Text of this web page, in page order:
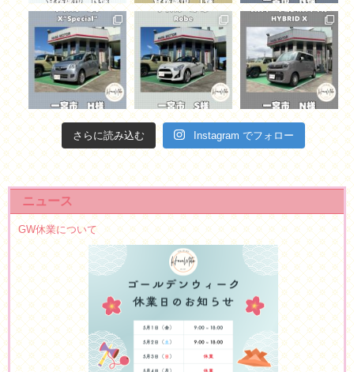
さらに読み込む Instagram でフォロー
ニュース
GW休業について